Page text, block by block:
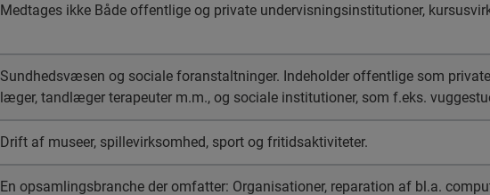
Medtages ikke Både offentlige og private undervisningsinstitutioner,
Sundhedsvæsen og sociale foranstaltninger. Indeholder offentlige som
læger, tandlæ­ger terapeuter m.m., og sociale institutioner, som f.eks.
Drift af museer, spillevirksomhed, sport og fritidsaktiviteter.
En opsamlingsbranche der omfatter: Organisationer, reparation af bl.a.